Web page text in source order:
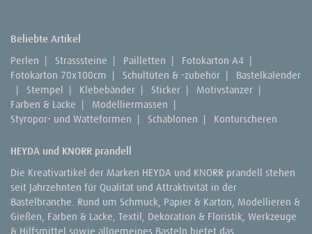
Beliebte Artikel
Perlen | Strasssteine | Pailletten | Fotokarton A4 |
Fotokarton 70x100cm | Schultüten & -zubehör |
Bastelkalender
|
Stempel | Klebebänder | Sticker | Motivstanzer |
Farben & Lacke | Modelliermassen |
Styropor- und Watteformen | Schablonen | Konturscheren
HEYDA und KNORR prandell
Die Kreativartikel der Marken HEYDA und KNORR prandell stehen
seit Jahrzehnten für Qualität und Attraktivität in der
Bastelbranche. Rund um Schmuck, Papier & Karton, Modellieren &
Gießen, Farben & Lacke, Textil, Dekoration & Floristik, Werkzeuge
& Hilfsmittel sowie allgemeines Basteln bietet das